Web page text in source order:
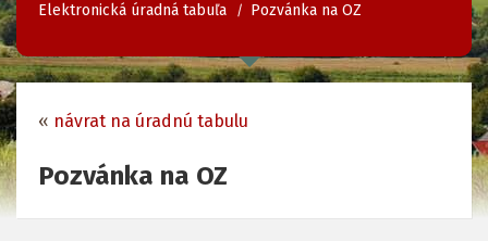
Elektronická úradná tabuľa Pozvánka na OZ
« návrat na úradnú tabulu
Pozvánka na OZ